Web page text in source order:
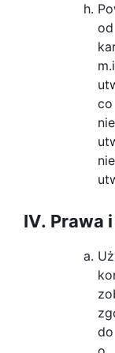
Prawa